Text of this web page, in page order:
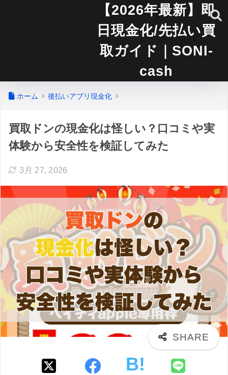
【2026年最新】即
日現金化/先払い買
取ガイド｜SONI-
cash
ホーム 後払いアプリ現金化
買取ドンの現金化は怪しい？口コミや実
体験から安全性を検証してみた
3月 27, 2026